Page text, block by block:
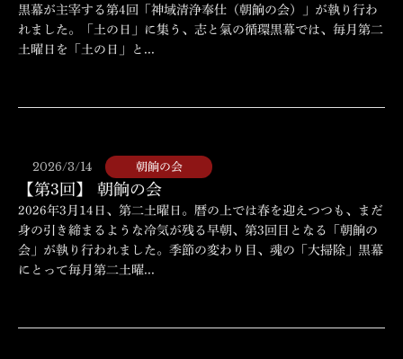
黒幕が主宰する第4回「神域清浄奉仕（朝餉の会）」が執り行わ
れました。「土の日」に集う、志と氣の循環黒幕では、毎月第二
土曜日を「土の日」と...
2026/3/14 朝餉の会
【第3回】 朝餉の会
2026年3月14日、第二土曜日。暦の上では春を迎えつつも、まだ
身の引き締まるような冷気が残る早朝、第3回目となる「朝餉の
会」が執り行われました。季節の変わり目、魂の「大掃除」黒幕
にとって毎月第二土曜...